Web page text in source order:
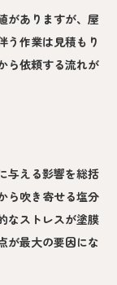
がありますが、屋
う作業は見積もり
ら依頼する流れが
与える影響を総括
ら吹き寄せる塩分
なストレスが塗膜
が最大の要因にな